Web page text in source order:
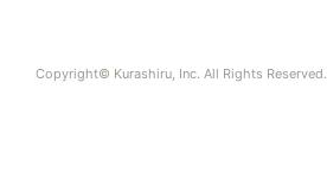
Copyright© Kurashiru, Inc. All Rights Reserved.